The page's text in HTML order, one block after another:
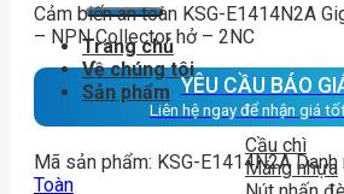
Trang chủ
Về chúng tôi
Sản phẩm
Cầu chì
Máng nhựa
Cảm biến an toàn KSG-E1414N2A
– NPN Collector hở – 2NC
YÊU CẦU BÁO
Liên hệ ngay để nhận giá
Mã sản phẩm: KSG-E1414N2A Danh
Toàn